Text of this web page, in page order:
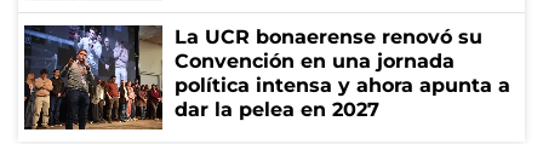
La UCR bonaerense renovó su
Convención en una jornada
política intensa y ahora apunta a
dar la pelea en 2027